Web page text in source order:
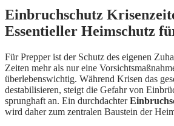
Einbruchschutz
Essentieller Heimschutz
Für Prepper ist der Schutz des eigenen
Zeiten mehr als nur eine
überlebenswichtig. Während Krisen das
destabilisieren, steigt die Gefahr von
sprunghaft an. Ein durchdachter
wird daher zum zentralen Baustein der